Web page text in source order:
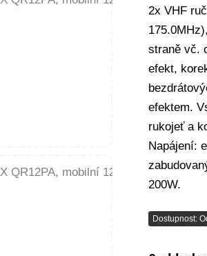
2x VHF
straně vč.
efekt,
efektem.
rukojeť a
Napájení:
200W.
Dostupnost: